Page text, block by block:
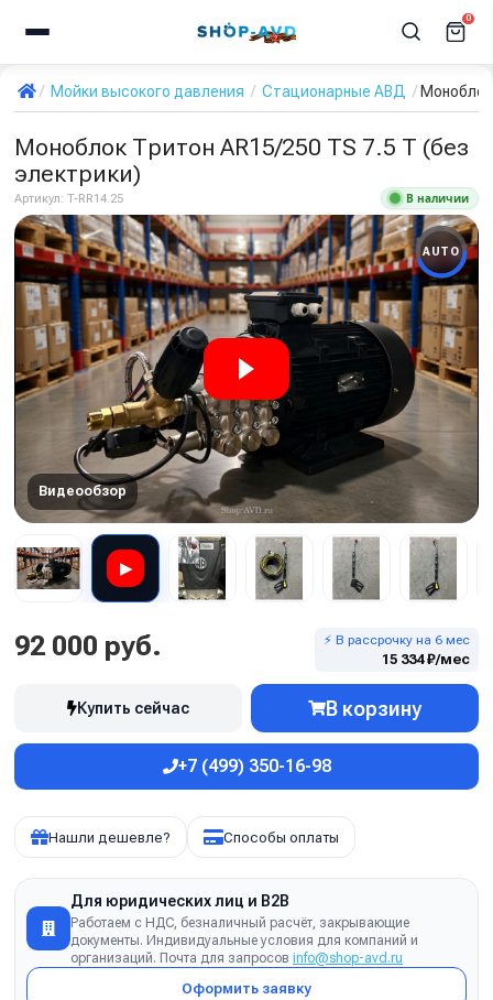
0
Мойки высокого давления Стационарные АВД
Моноблок Тритон AR15/250 TS 7.5 T (без
электрики)
Артикул: T-RR14.25 В наличии
Видеообзор
AUTO
▶
92 000 руб. ⚡ В рассрочку на 6 мес
15 334 ₽/мес
Купить сейчас В корзину
+7 (499) 350-16-98
Нашли дешевле? Способы оплаты
Для юридических лиц и B2B
Работаем с НДС, безналичный расчёт, закрывающие
документы. Индивидуальные условия для компаний и
организаций. Почта для запросов info@shop-avd.ru
Оформить заявку